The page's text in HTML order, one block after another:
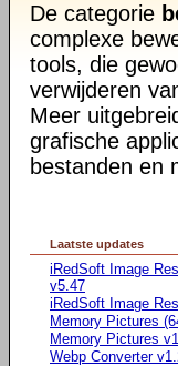
De categorie
complexe
tools, die
verwijderen
Meer
grafische
bestanden en
Laatste updates
iRedSoft Image
v5.47
iRedSoft Image
Memory Pictures
Memory Pictures
Webp Converter